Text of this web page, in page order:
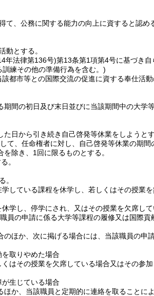
て、公務に関する能力の向上に資すると認め
動とする。
年法律第136号)第13条第1項第4号に基づき
練その他の準備行為を含む。)
都市等との国際交流の促進に資する奉仕活
間の初日及び末日並びに当該期間中の大学
日から引き続き自己啓発等休業をしようと
、任命権者に対し、自己啓発等休業の期間
除き、1回に限るものとする。
。
。
している課程を休学し、若しくはその授業
学し、停学にされ、又はその授業を欠席し
の申請に係る大学等課程の履修又は国際貢
ほか、次に掲げる場合には、当該職員の申
取りやめた場合
はその授業を欠席している場合又はその参
生じている場合
ほか、当該職員と定期的に連絡を取ることに